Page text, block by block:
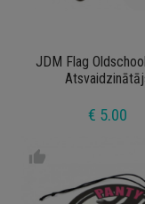
JDM Flag
€ 5.00
thumb_up